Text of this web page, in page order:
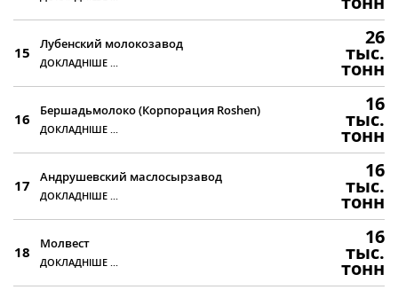
15 Лубенский молокозавод
ДОКЛАДНІШЕ ...
26
тыс.
тонн
16 Бершадьмолоко (Корпорация Roshen)
ДОКЛАДНІШЕ ...
16
тыс.
тонн
17 Андрушевский маслосырзавод
ДОКЛАДНІШЕ ...
16
тыс.
тонн
18 Молвест
ДОКЛАДНІШЕ ...
16
тыс.
тонн